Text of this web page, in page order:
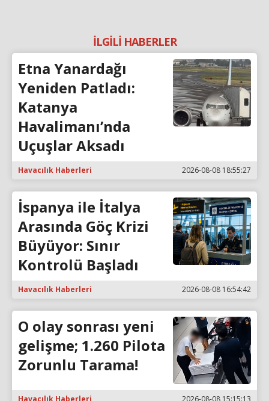
İLGİLİ HABERLER
Etna Yanardağı
Yeniden Patladı:
Katanya
Havalimanı’nda
Uçuşlar Aksadı
Havacılık Haberleri 2026-08-08 18:55:27
İspanya ile İtalya
Arasında Göç Krizi
Büyüyor: Sınır
Kontrolü Başladı
Havacılık Haberleri 2026-08-08 16:54:42
O olay sonrası yeni
gelişme; 1.260 Pilota
Zorunlu Tarama!